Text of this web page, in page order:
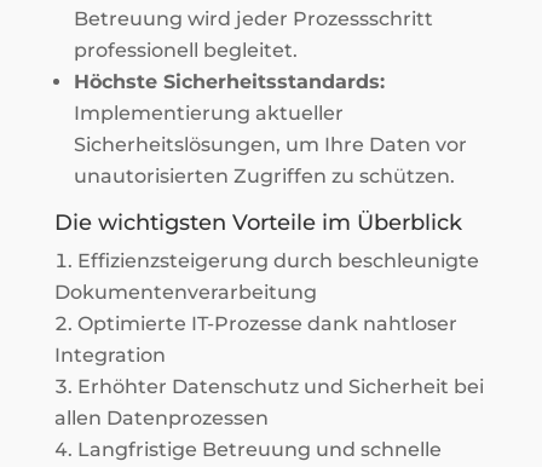
Betreuung wird jeder Prozessschritt
professionell begleitet.
Höchste Sicherheitsstandards:
Implementierung aktueller
Sicherheitslösungen, um Ihre Daten vor
unautorisierten Zugriffen zu schützen.
Die wichtigsten Vorteile im Überblick
Effizienzsteigerung durch beschleunigte
Dokumentenverarbeitung
Optimierte IT-Prozesse dank nahtloser
Integration
Erhöhter Datenschutz und Sicherheit bei
allen Datenprozessen
Langfristige Betreuung und schnelle